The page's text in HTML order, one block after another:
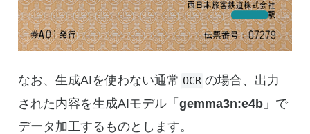
なお、生成AIを使わない通常 OCR の場合、出力
された内容を生成AIモデル「gemma3n:e4b 」で
データ加工するものとします。